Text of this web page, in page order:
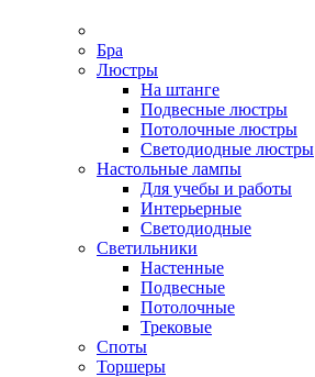
Бра
Люстры
На штанге
Подвесные люстры
Потолочные люстры
Светодиодные люстры
Настольные лампы
Для учебы и работы
Интерьерные
Светодиодные
Светильники
Настенные
Подвесные
Потолочные
Трековые
Споты
Торшеры